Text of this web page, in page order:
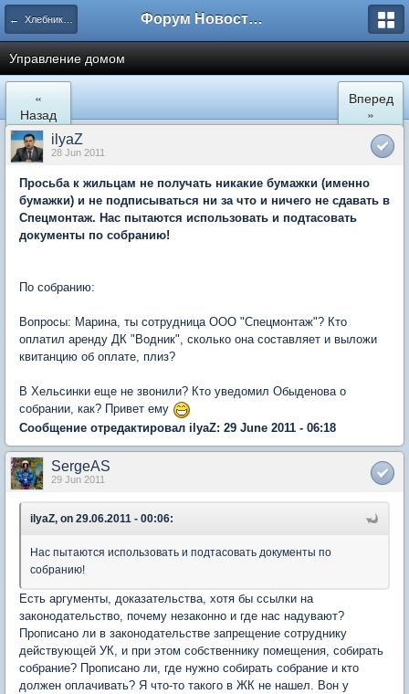
← Хлебниково Форум Новостройки
Управление домом
«
Назад
Вперед
»
ilyaZ
28 Jun 2011
Просьба к жильцам не получать никакие бумажки (именно
бумажки) и не подписываться ни за что и ничего не сдавать в
Спецмонтаж. Нас пытаются использовать и подтасовать
документы по собранию!
По собранию:
Вопросы: Марина, ты сотрудница ООО "Спецмонтаж"? Кто
оплатил аренду ДК "Водник", сколько она составляет и выложи
квитанцию об оплате, плиз?
В Хельсинки еще не звонили? Кто уведомил Обыденова о
собрании, как? Привет ему
Сообщение отредактировал ilyaZ: 29 June 2011 - 06:18
SergeAS
29 Jun 2011
ilyaZ, on 29.06.2011 - 00:06:
Нас пытаются использовать и подтасовать документы по
собранию!
Есть аргументы, доказательства, хотя бы ссылки на
законодательство, почему незаконно и где нас надувают?
Прописано ли в законодательстве запрещение сотруднику
действующей УК, и при этом собственнику помещения, собирать
собрание? Прописано ли, где нужно собирать собрание и кто
должен оплачивать? Я что-то такого в ЖК не нашел. Вон у